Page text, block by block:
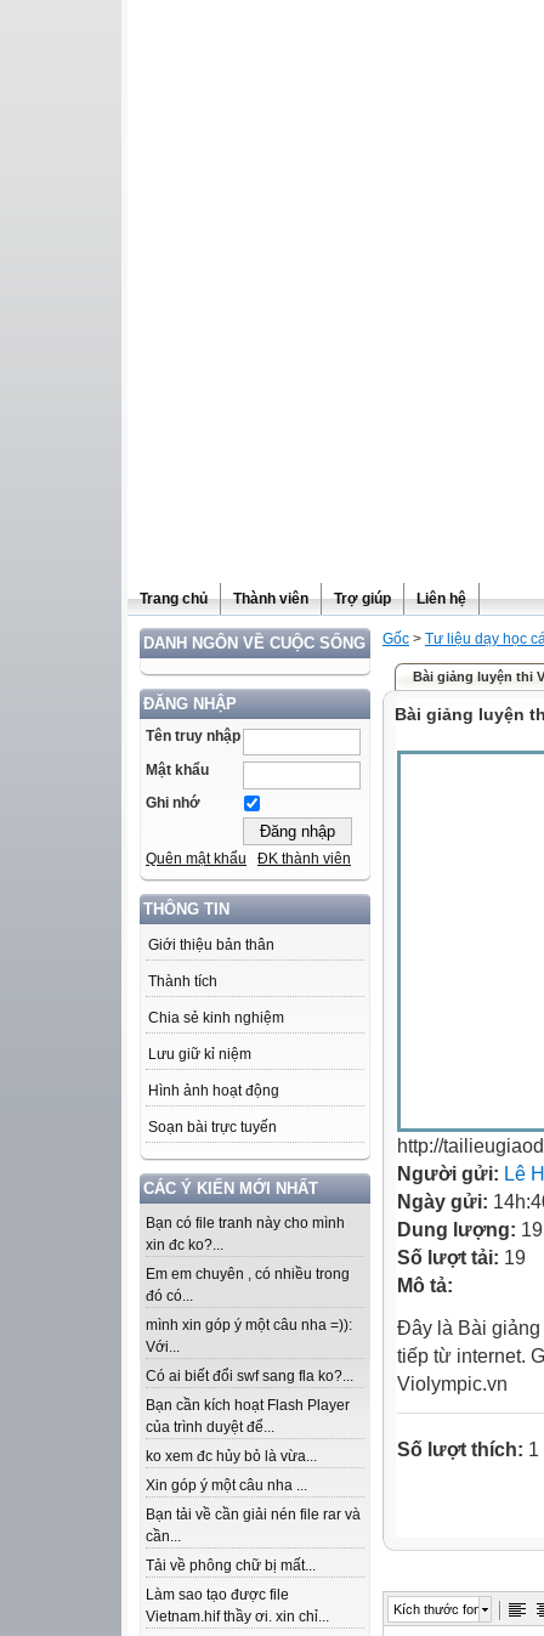
Trang chủ Thành viên Trợ giúp Liên hệ
DANH NGÔN VỀ CUỘC SỐNG
ĐĂNG NHẬP
Tên truy nhập
Mật khẩu
Ghi nhớ
Quên mật khẩu ĐK thành viên
THÔNG TIN
Giới thiệu bản thân
Thành tích
Chia sẻ kinh nghiệm
Lưu giữ kỉ niệm
Hình ảnh hoạt động
Soạn bài trực tuyến
CÁC Ý KIẾN MỚI NHẤT
Bạn có file tranh này cho mình
xin đc ko?...
Em em chuyên , có nhiều trong
đó có...
mình xin góp ý một câu nha =)):
Với...
Có ai biết đổi swf sang fla ko?...
Bạn cần kích hoạt Flash Player
của trình duyệt để...
ko xem đc hủy bỏ là vừa...
Xin góp ý một câu nha ...
Bạn tải về cần giải nén file rar và
cần...
Tải về phông chữ bị mất...
Làm sao tạo được file
Vietnam.hif thầy ơi. xin chỉ...
Gốc > Tư liệu dạy học
Bài giảng luyện thi
Bài giảng luyện
http://
Người gửi: Lê
Ngày gửi:
Dung lượng:
Số lượt tải: 19
Mô tả:
Đây là Bài
tiếp từ internet.
Violympic.vn
Số lượt thích: 1
Kích thước font